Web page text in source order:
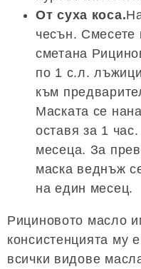
От суха коса.
чесън. Смесете
сметана
по 1 с.л.
към
Маската се
оставя за 1
месеца. За
маска веднъж
на един месец.
Рициновото масло
консистенцията му
всички видове